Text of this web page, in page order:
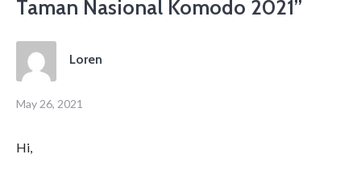
Taman Nasional Komodo 2021”
Loren
May 26, 2021
Hi,